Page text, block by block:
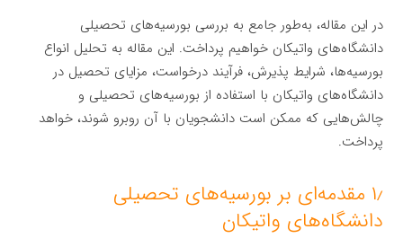
در این مقاله، به‌طور جامع به بررسی بورسیه‌های تحصیلی
دانشگاه‌های واتیکان خواهیم پرداخت. این مقاله به تحلیل انواع
بورسیه‌ها، شرایط پذیرش، فرآیند درخواست، مزایای تحصیل در
دانشگاه‌های واتیکان با استفاده از بورسیه‌های تحصیلی و
چالش‌هایی که ممکن است دانشجویان با آن روبرو شوند، خواهد
پرداخت.
۱٫ مقدمه‌ای بر بورسیه‌های تحصیلی
دانشگاه‌های واتیکان